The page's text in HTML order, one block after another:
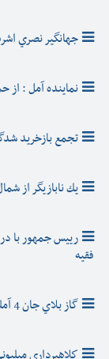
جهانگير نصري
نماينده آمل : از
تجمع بازخريد
يك نابازيگر
رییس جمهور با
فقيه
گاز بلاي جان 4 آملي شد